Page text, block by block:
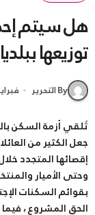
هل سيتم
توزيعها
By التحرير فبراير 11,
تُلقي أزمة السكن
جعل الكثير من
إقصائها المتجدد
وحتى الأميار
بقوائم السكنات
الحق المشروع ،